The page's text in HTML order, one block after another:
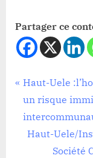
Partager ce
Société
de
l’article
P
r
e
Haut-Uele
un risque
N
Haut-Uele/
Société